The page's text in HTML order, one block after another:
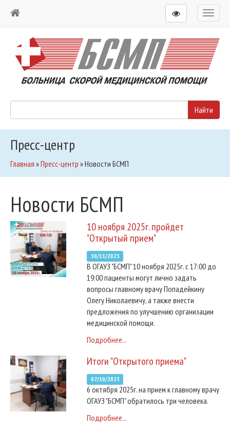
Toggle
Пресс-центр
Главная »Пресс-центр »Новости БСМП
Новости БСМП
10 ноября 2025г. пройдет
"Открытый прием"
10/11/2025
В ОГАУЗ "БСМП" 10 ноября 2025г. с 17:00 до
19:00 пациенты могут лично задать
вопросы главному врачу Попадейкину
Олегу Николаевичу, а также внести
предложения по улучшению организации
медицинской помощи.
Подробнее...
Итоги "Открытого приема"
07/10/2025
6 октября 2025г. на прием к главному врачу
ОГАУЗ "БСМП" обратилось три человека.
Подробнее...